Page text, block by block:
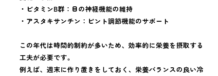
・ビタミンB群：目の神経機能の維持
・アスタキサンチン：ピント調節機能のサポート
この年代は時間的制約が多いため、効率的に栄養を摂取する
工夫が必要です。
例えば、週末に作り置きをしておく、栄養バランスの良い冷